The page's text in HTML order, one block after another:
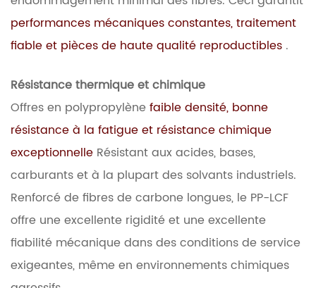
performances mécaniques constantes, traitement
fiable et pièces de haute qualité reproductibles .
Résistance thermique et chimique
Offres en polypropylène faible densité, bonne
résistance à la fatigue et résistance chimique
exceptionnelle Résistant aux acides, bases,
carburants et à la plupart des solvants industriels.
Renforcé de fibres de carbone longues, le PP-LCF
offre une excellente rigidité et une excellente
fiabilité mécanique dans des conditions de service
exigeantes, même en environnements chimiques